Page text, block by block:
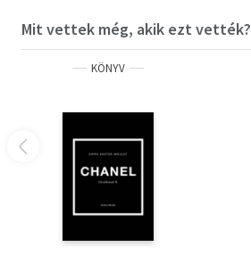
Mit vettek még, akik ezt vették?
KÖNYV